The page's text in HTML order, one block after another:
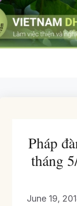
Skip
to
content
Pháp
tháng
June 19,